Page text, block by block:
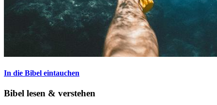
In die Bibel eintauchen
Bibel lesen & verstehen